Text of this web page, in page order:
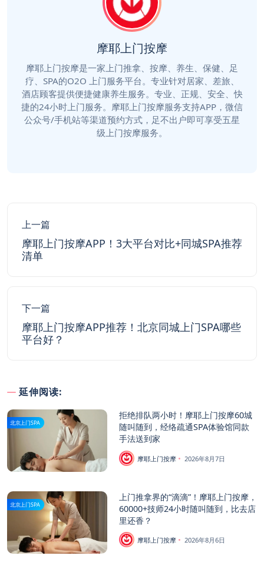
摩耶上门按摩
摩耶上门按摩是一家上门推拿、按摩、养生、保健、足
疗、SPA的O2O 上门服务平台。专业针对居家、差旅、
酒店顾客提供便捷健康养生服务。专业、正规、安全、快
捷的24小时上门服务。摩耶上门按摩服务支持APP，微信
公众号/手机站等渠道预约方式，足不出户即可享受五星
级上门按摩服务。
上一篇
摩耶上门按摩APP！3大平台对比+同城SPA推荐
清单
下一篇
摩耶上门按摩APP推荐！北京同城上门SPA哪些
平台好？
延伸阅读:
北京上门SPA
拒绝排队两小时！摩耶上门按摩60城
随叫随到，经络疏通SPA体验馆同款
手法送到家
摩耶上门按摩 2026年8月7日
北京上门SPA
上门推拿界的“滴滴”！摩耶上门按摩，
60000+技师24小时随叫随到，比去店
里还香？
摩耶上门按摩 2026年8月6日